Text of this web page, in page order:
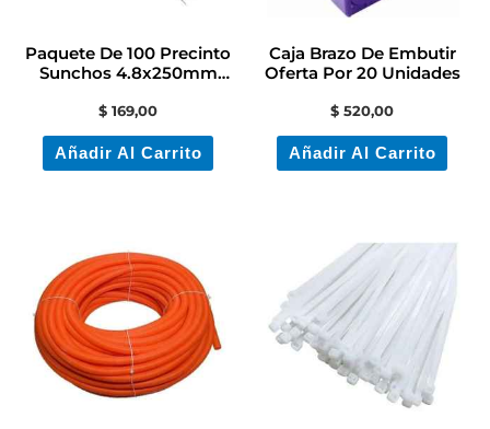
Paquete De 100 Precinto
Sunchos 4.8x250mm
$ 169,00
Añadir Al Carrito
Caja Brazo De Embutir
Oferta Por 20 Unidades
$ 520,00
Añadir Al Carrito